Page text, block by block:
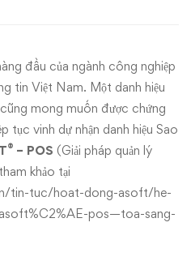
đầu của ngành công nghiệp
tin Việt Nam. Một danh hiệu
mong muốn được chứng
tục vinh dự nhận danh hiệu Sao
® – POS (Giải pháp quản lý
khảo tại
tin-tuc/hoat-dong-asoft/he-
pos—toa-sang-